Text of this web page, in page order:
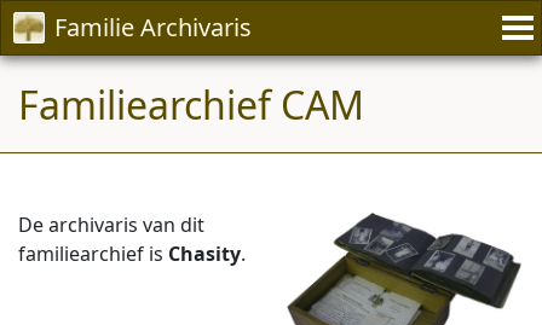
Familie Archivaris
Familiearchief CAM
De archivaris van dit
familiearchief is Chasity.